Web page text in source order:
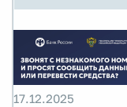
17.12.2025